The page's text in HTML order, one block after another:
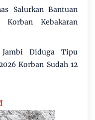
Salurkan Bantuan
Kebakaran
Diduga Tipu
Korban Sudah 12